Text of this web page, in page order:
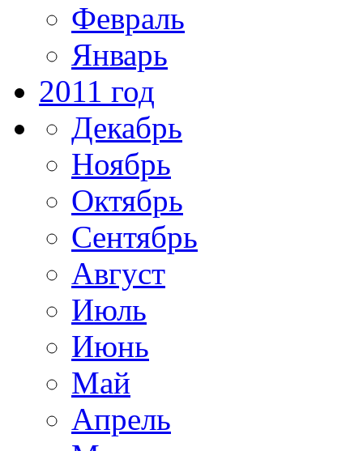
Февраль
Январь
2011 год
Декабрь
Ноябрь
Октябрь
Сентябрь
Август
Июль
Июнь
Май
Апрель